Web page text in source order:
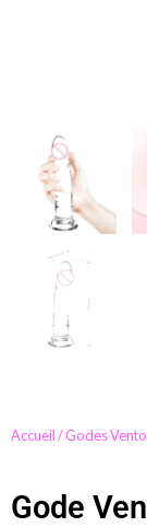
Accueil/Godes
Gode